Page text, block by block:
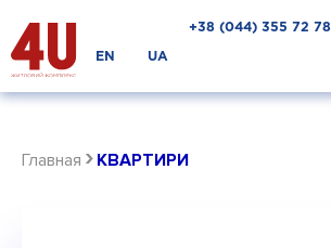
+38 ‎(044) 355 72 78
EN UA
Главная › КВАРТИРИ